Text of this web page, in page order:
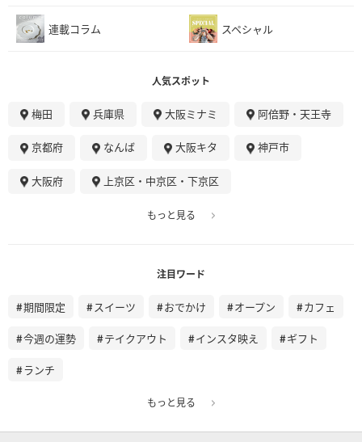
連載コラム スペシャル
人気スポット
梅田 兵庫県 大阪ミナミ 阿倍野・天王寺
京都府 なんば 大阪キタ 神戸市
大阪府 上京区・中京区・下京区
もっと見る
注目ワード
期間限定 スイーツ おでかけ オープン カフェ
今週の運勢 テイクアウト インスタ映え ギフト
ランチ
もっと見る